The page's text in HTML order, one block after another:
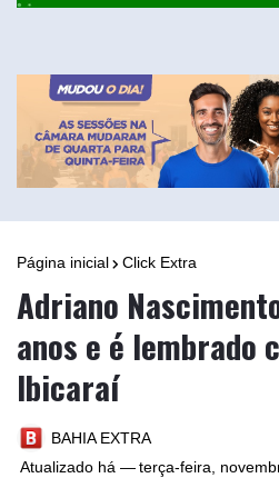
Página inicial Click Extra
Adriano
anos e é lembrado
Ibicaraí
BAHIA EXTRA
Atualizado há —terça-feira,